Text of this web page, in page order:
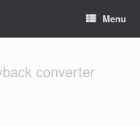
Menu
converter